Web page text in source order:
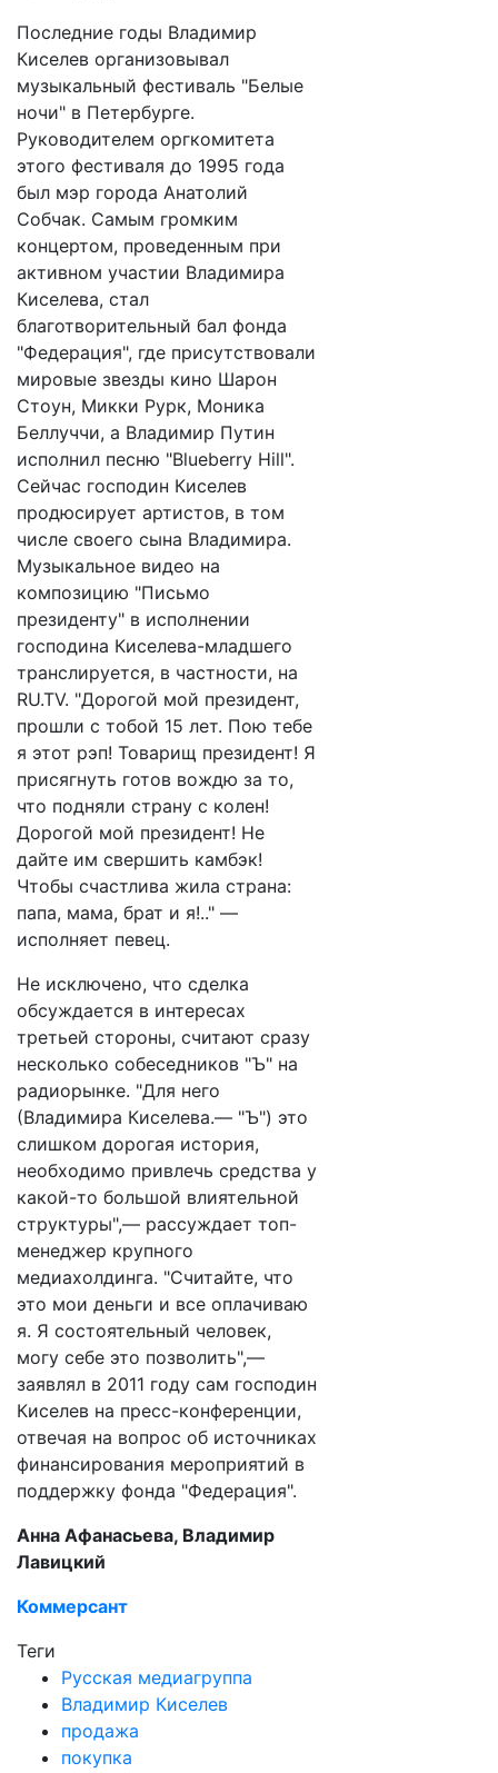
Последние годы Владимир
Киселев организовывал
музыкальный фестиваль "Белые
ночи" в Петербурге.
Руководителем оргкомитета
этого фестиваля до 1995 года
был мэр города Анатолий
Собчак. Самым громким
концертом, проведенным при
активном участии Владимира
Киселева, стал
благотворительный бал фонда
"Федерация", где присутствовали
мировые звезды кино Шарон
Стоун, Микки Рурк, Моника
Беллуччи, а Владимир Путин
исполнил песню "Blueberry Hill".
Сейчас господин Киселев
продюсирует артистов, в том
числе своего сына Владимира.
Музыкальное видео на
композицию "Письмо
президенту" в исполнении
господина Киселева-младшего
транслируется, в частности, на
RU.TV. "Дорогой мой президент,
прошли с тобой 15 лет. Пою тебе
я этот рэп! Товарищ президент! Я
присягнуть готов вождю за то,
что подняли страну с колен!
Дорогой мой президент! Не
дайте им свершить камбэк!
Чтобы счастлива жила страна:
папа, мама, брат и я!.." —
исполняет певец.
Не исключено, что сделка
обсуждается в интересах
третьей стороны, считают сразу
несколько собеседников "Ъ" на
радиорынке. "Для него
(Владимира Киселева.— "Ъ") это
слишком дорогая история,
необходимо привлечь средства у
какой-то большой влиятельной
структуры",— рассуждает топ-
менеджер крупного
медиахолдинга. "Считайте, что
это мои деньги и все оплачиваю
я. Я состоятельный человек,
могу себе это позволить",—
заявлял в 2011 году сам господин
Киселев на пресс-конференции,
отвечая на вопрос об источниках
финансирования мероприятий в
поддержку фонда "Федерация".
Анна Афанасьева, Владимир
Лавицкий
Коммерсант
Теги
Русская медиагруппа
Владимир Киселев
продажа
покупка